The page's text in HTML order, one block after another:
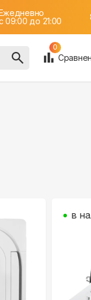
09:00 до 21:00
0
в